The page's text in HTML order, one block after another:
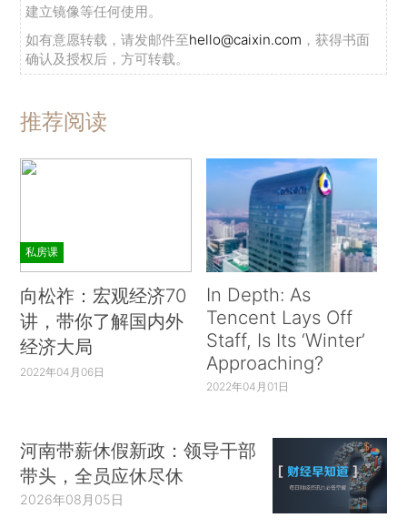
建立镜像等任何使用。
如有意愿转载，请发邮件至hello@caixin.com ，获得书面
确认及授权后，方可转载。
推荐阅读
私房课
向松祚：宏观经济70
讲，带你了解国内外
经济大局
2022年04月06日
In Depth: As
Tencent Lays Off
Staff, Is Its ‘Winter’
Approaching?
2022年04月01日
河南带薪休假新政：领导干部
带头，全员应休尽休
2026年08月05日